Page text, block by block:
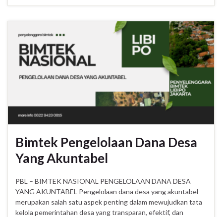
Bimtek Pengelolaan Dana Desa
Yang Akuntabel
PBL – BIMTEK NASIONAL PENGELOLAAN DANA DESA
YANG AKUNTABEL Pengelolaan dana desa yang akuntabel
merupakan salah satu aspek penting dalam mewujudkan tata
kelola pemerintahan desa yang transparan, efektif, dan